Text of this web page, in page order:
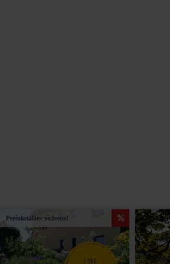
Inkl.
Preisknaller sichern!